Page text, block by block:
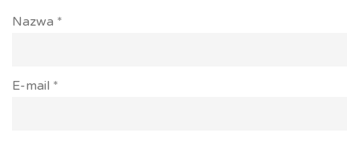
Nazwa *
E-mail *